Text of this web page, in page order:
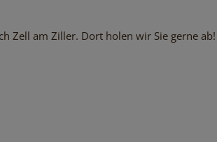
Zell am Ziller. Dort holen wir Sie gerne ab!